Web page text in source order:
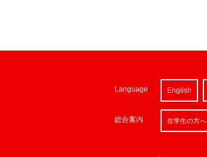
Language English
総合案内 在学生の方へ